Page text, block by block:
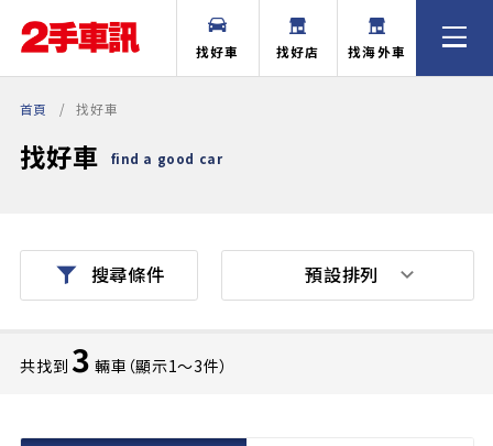
找好車 找好店 找海外車
首頁 找好車
找好車 find a good car
搜尋條件
共找到 3 輛車（顯示1〜3件）
預設排列